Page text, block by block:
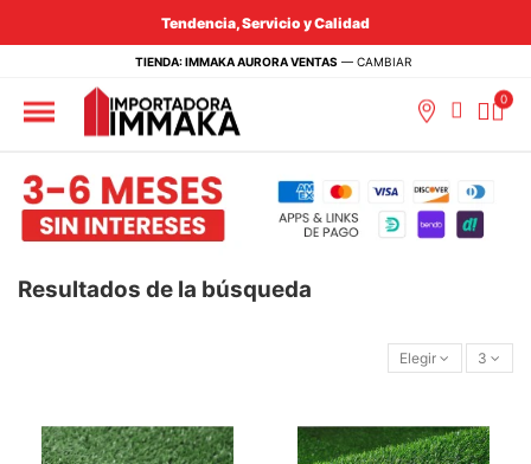
Tendencia, Servicio y Calidad
TIENDA: IMMAKA AURORA VENTAS — CAMBIAR
Resultados de la búsqueda
Elegir 3